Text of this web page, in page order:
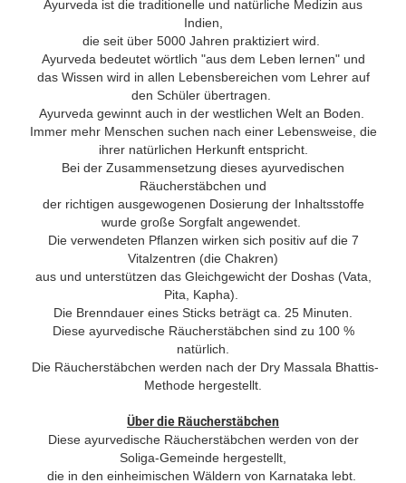
Ayurveda ist die traditionelle und natürliche Medizin aus
Indien,
die seit über 5000 Jahren praktiziert wird.
Ayurveda bedeutet wörtlich "aus dem Leben lernen" und
das Wissen wird in allen Lebensbereichen vom Lehrer auf
den Schüler übertragen.
Ayurveda gewinnt auch in der westlichen Welt an Boden.
Immer mehr Menschen suchen nach einer Lebensweise, die
ihrer natürlichen Herkunft entspricht.
Bei der Zusammensetzung dieses ayurvedischen
Räucherstäbchen und
der richtigen ausgewogenen Dosierung der Inhaltsstoffe
wurde große Sorgfalt angewendet.
Die verwendeten Pflanzen wirken sich positiv auf die 7
Vitalzentren (die Chakren)
aus und unterstützen das Gleichgewicht der Doshas (Vata,
Pita, Kapha).
Die Brenndauer eines Sticks beträgt ca. 25 Minuten.
Diese ayurvedische Räucherstäbchen sind zu 100 %
natürlich.
Die Räucherstäbchen werden nach der Dry Massala Bhattis-
Methode hergestellt
Über die Räucherstäbchen
Diese ayurvedische Räucherstäbchen werden von der
Soliga-Gemeinde hergestellt,
die in den einheimischen Wäldern von Karnataka lebt.